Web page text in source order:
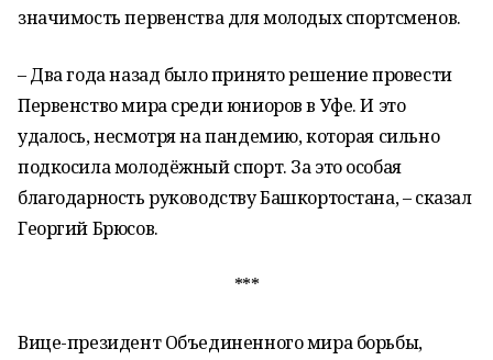
значимость первенства для молодых спортсменов.
– Два года назад было принято решение провести
Первенство мира среди юниоров в Уфе. И это
удалось, несмотря на пандемию, которая сильно
подкосила молодёжный спорт. За это особая
благодарность руководству Башкортостана, – сказал
Георгий Брюсов.
***
Вице-президент Объединенного мира борьбы,